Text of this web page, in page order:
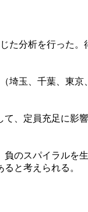
た分析を行った
埼玉、千葉、東
、定員充足に影
のスパイラルを
と考えられる。